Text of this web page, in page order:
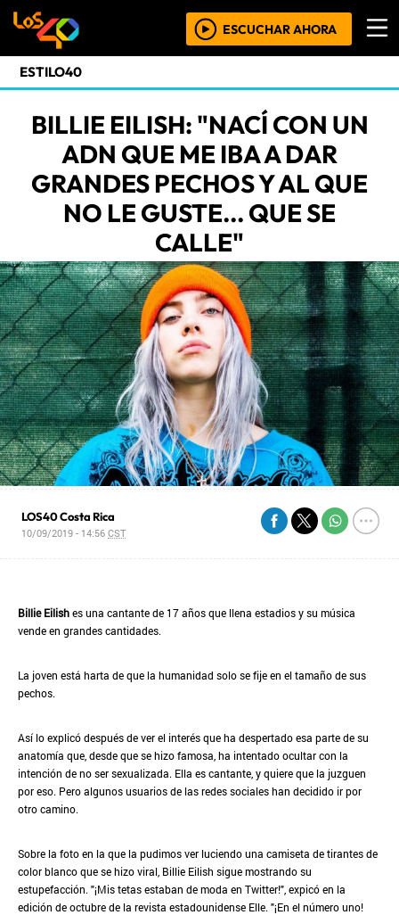
ESCUCHAR AHORA
ESTILO40
BILLIE EILISH: "NACÍ CON UN
ADN QUE ME IBA A DAR
GRANDES PECHOS Y AL QUE
NO LE GUSTE... QUE SE
CALLE"
LOS40 Costa Rica
10/09/2019 - 14:56CST
Billie Eilishes una cantante de 17 años que llena estadios y su música
vende en grandes cantidades.
La joven está harta de que la humanidad solo se fije en el tamaño de sus
pechos.
Así lo explicó después de ver el interés que ha despertado esa parte de su
anatomía que, desde que se hizo famosa, ha intentado ocultar con la
intención de no ser sexualizada. Ella es cantante, y quiere que la juzguen
por eso. Pero algunos usuarios de las redes sociales han decidido ir por
otro camino.
Sobre la foto en la que la pudimos ver luciendo una camiseta de tirantes de
color blanco que se hizo viral, Billie Eilish sigue mostrando su
estupefacción. "¡Mis tetas estaban de moda en Twitter!", expicó en la
edición de octubre de la revista estadounidense Elle. "¡En el número uno!